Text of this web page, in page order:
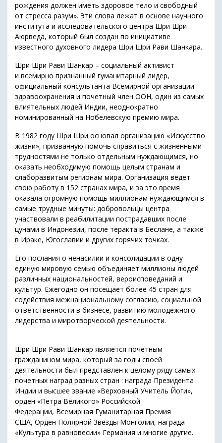
рождения должен иметь здоровое тело и свободный
от стресса разум». Эти слова лежат в основе научного
института и исследовательского центра Шри Шри
Аюрведа, который был создан по инициативе
известного духовного лидера Шри Шри Рави Шанкара.
Шри Шри Рави Шанкар – социальный активист
и всемирно признанный гуманитарный лидер,
официальный консультанта Всемирной организации
здравоохранения и почетный член ООН, один из самых
влиятельных людей Индии, неоднократно
номинированный на Нобелевскую премию мира.
В 1982 году Шри Шри основал организацию «Искусство
жизни», призванную помочь справиться с жизненными
трудностями не только отдельным нуждающимся, но
оказать необходимую помощь целым странам и
слаборазвитым регионам мира. Организация ведет
свою работу в 152 странах мира, и за это время
оказала огромную помощь миллионам нуждающимся в
самые трудные минуты: добровольцы центра
участвовали в реабилитации пострадавших после
цунами в Индонезии, после теракта в Беслане, а также
в Ираке, Югославии и других горячих точках.
Его послания о ненасилии и консолидации в одну
единую мировую семью объединяет миллионы людей
различных национальностей, вероисповеданий и
культур. Ежегодно он посещает более 45 стран для
содействия межнациональному согласию, социальной
ответственности в бизнесе, развитию молодежного
лидерства и миротворческой деятельности.
Шри Шри Рави Шанкар является почетным
гражданином мира, который за годы своей
деятельности был представлен к целому ряду самых
почетных наград разных стран : награда Президента
Индии и высшее звание «Верховный Учитель Йоги»,
орден «Петра Великого» Российской
Федерации, Всемирная Гуманитарная Премия
США, Орден Полярной Звезды Монголии, награда
«Культура в равновесии» Германия и многие другие.